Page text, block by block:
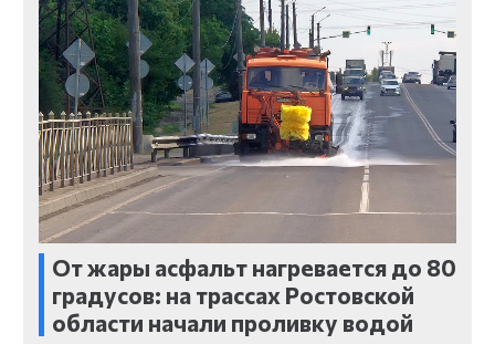
От жары асфальт нагревается до 80
градусов: на трассах Ростовской
области начали проливку водой